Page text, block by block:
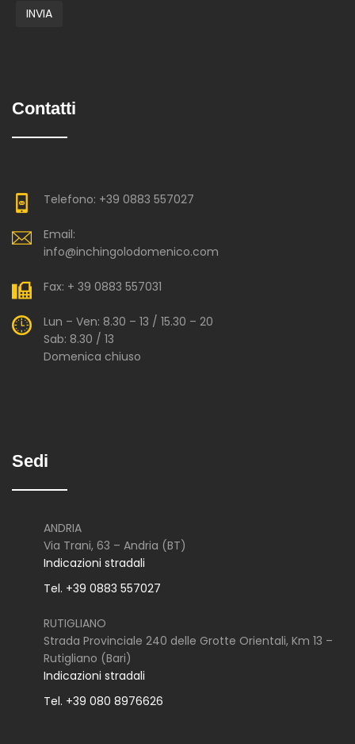
Contatti
Telefono: +39 0883 557027
Email:
info@inchingolodomenico.com
Fax: + 39 0883 557031
Lun – Ven: 8.30 – 13 / 15.30 – 20
Sab: 8.30 / 13
Domenica chiuso
Sedi
ANDRIA
Via Trani, 63 – Andria (BT)
Indicazioni stradali
Tel. +39 0883 557027
RUTIGLIANO
Strada Provinciale 240 delle Grotte Orientali, Km 13 –
Rutigliano (Bari)
Indicazioni stradali
Tel. +39 080 8976626